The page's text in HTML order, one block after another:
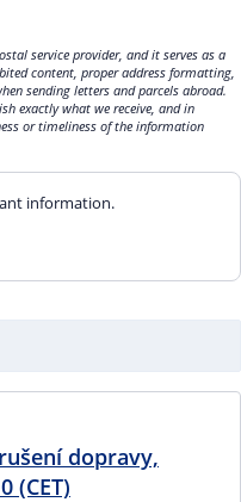
service provider, and it serves as a
content, proper address formatting,
sending letters and parcels abroad.
exactly what we receive, and in
or timeliness of the information
information.
dopravy,
(CET)